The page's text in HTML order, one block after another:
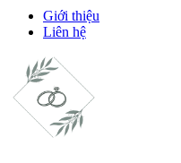
Giới thiệu
Liên hệ